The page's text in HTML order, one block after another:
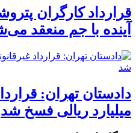
قرارداد کارگران
آینده با جم منعقد
میلیارد ریالی فسخ شد